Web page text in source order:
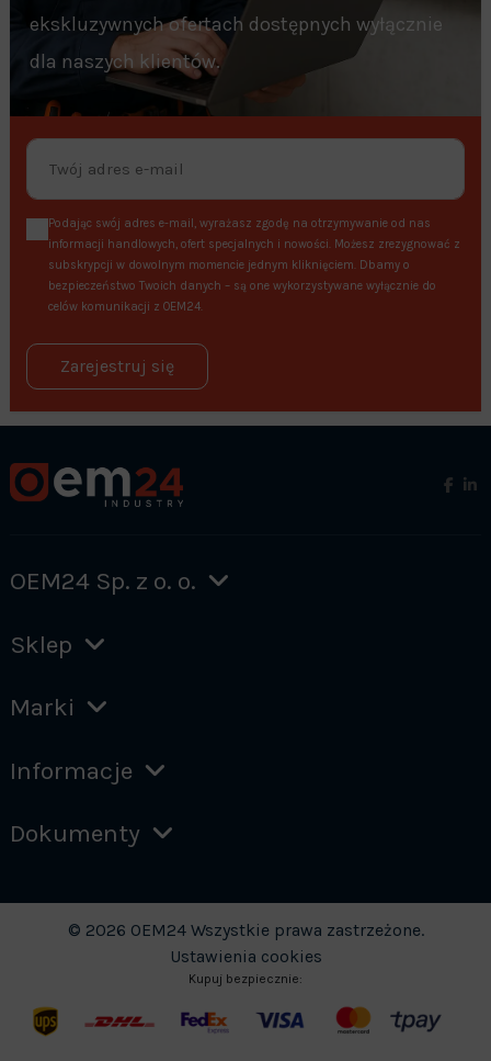
ekskluzywnych ofertach dostępnych wyłącznie
dla naszych klientów.
Podając swój adres e-mail, wyrażasz zgodę na otrzymywanie od nas
informacji handlowych, ofert specjalnych i nowości. Możesz zrezygnować z
subskrypcji w dowolnym momencie jednym kliknięciem. Dbamy o
bezpieczeństwo Twoich danych – są one wykorzystywane wyłącznie do
celów komunikacji z OEM24.
Zarejestruj się
OEM24 Sp. z o. o.
Sklep
Marki
Informacje
Dokumenty
© 2026 OEM24 Wszystkie prawa zastrzeżone.
Ustawienia cookies
Kupuj bezpiecznie: